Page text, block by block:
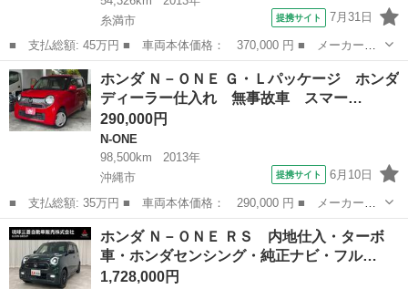
糸満市
提携サイト 7月31日
■ 支払総額: 45万円 ■ 車両本体価格： 370,000 円 ■ メーカー
名： ホンダ ■ 車種名： Ｎ－ＯＮＥ ■ グレード名： Ｇ ■ 排
気量： 660cc ■ ドア枚数： 5D ■ ミッション： インパネAT ■...
沖縄 糸満市 N-ONE
ホンダ Ｎ－ＯＮＥ Ｇ・Ｌパッケージ ホンダ
ディーラー仕入れ 無事故車 スマー…
290,000円
N-ONE
98,500km
2013年
沖縄市
提携サイト 6月10日
■ 支払総額: 35万円 ■ 車両本体価格： 290,000 円 ■ メーカー
名： ホンダ ■ 車種名： Ｎ－ＯＮＥ ■ グレード名： Ｇ・Ｌパ
ッケージ ホンダディーラー仕入れ 無事故車 スマートキー プッ
シュスタート ナ...
沖縄 沖縄市 N-ONE
ホンダ Ｎ－ＯＮＥ ＲＳ 内地仕入・ターボ
車・ホンダセンシング・純正ナビ・フル…
1,728,000円